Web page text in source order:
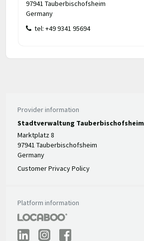
97941 Tauberbischofsheim
Germany
tel: +49 9341 95694
Provider information
Stadtverwaltung Tauberbischofsheim
Marktplatz 8
97941 Tauberbischofsheim
Germany
Customer Privacy Policy
Platform information